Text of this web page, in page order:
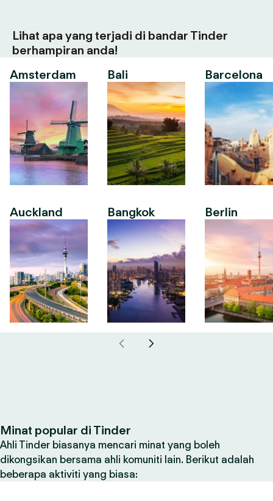
Lihat apa yang terjadi di bandar Tinder
berhampiran anda!
Amsterdam
Auckland
Bali
Bangkok
Barcelona
Berlin
Minat popular di Tinder
Ahli Tinder biasanya mencari minat yang boleh
dikongsikan bersama ahli komuniti lain. Berikut adalah
beberapa aktiviti yang biasa: